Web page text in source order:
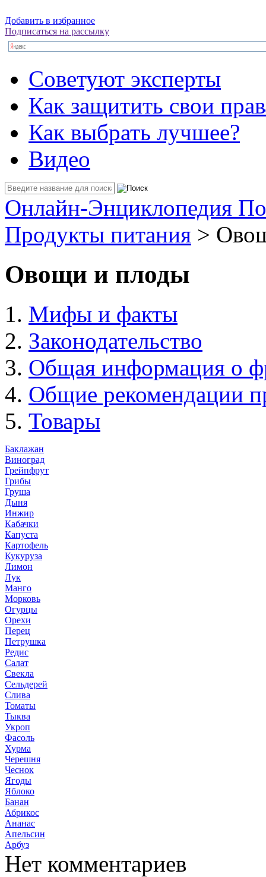
Добавить в избранное
Подписаться на рассылку
Советуют эксперты
Как защитить свои
Как выбрать лучшее?
Видео
Онлайн-Энциклопедия
Продукты питания >
Овощи и плоды
Мифы и факты
Законодательство
Общая информация о
Общие рекомендации
Товары
Баклажан
Виноград
Грейпфрут
Грибы
Груша
Дыня
Инжир
Кабачки
Капуста
Картофель
Кукуруза
Лимон
Лук
Манго
Морковь
Огурцы
Орехи
Перец
Петрушка
Редис
Салат
Свекла
Сельдерей
Слива
Томаты
Тыква
Укроп
Фасоль
Хурма
Черешня
Чеснок
Ягоды
Яблоко
Банан
Абрикос
Ананас
Апельсин
Арбуз
Нет комментариев